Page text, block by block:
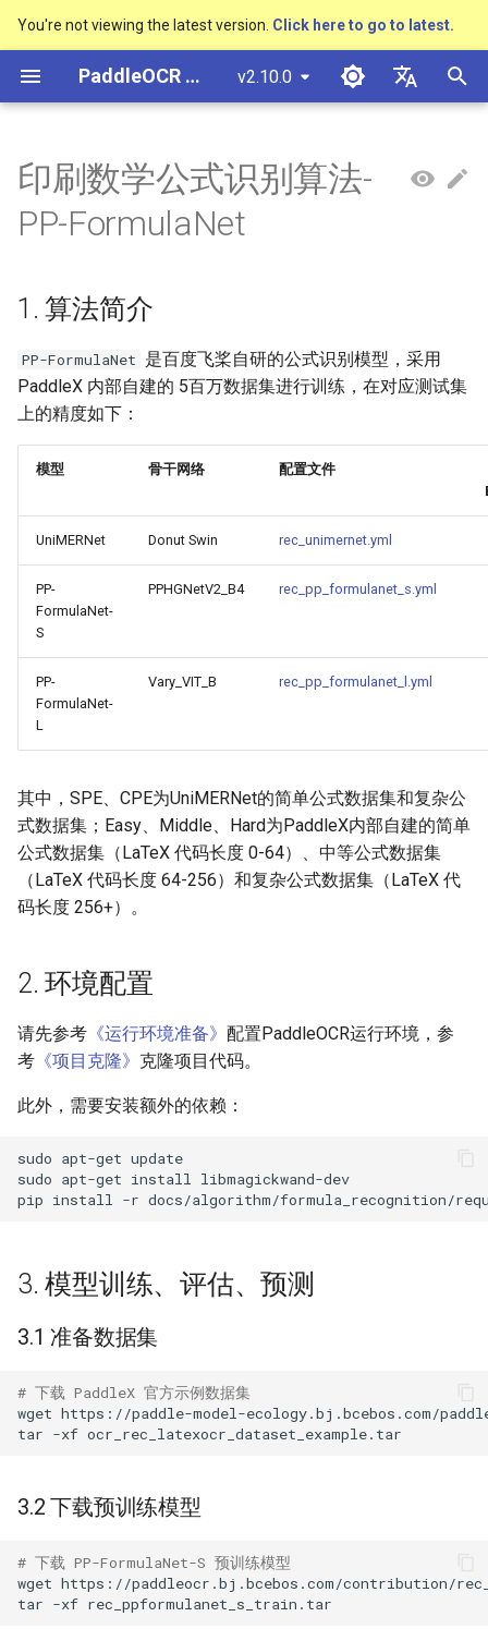
You're not viewing the latest version. Click here to go to latest.
PaddleOCR ドキュメント v2.10.0
English
Help translating
検
索
初
期
快速开始 支持硬件列表
基于C++预测引擎推理
Android部署
Jetson部署
网页前端部署
Paddle2ONNX模型转化与预
云上飞桨部署工具
Benchmark
快速开始
效果展示
运行环境
模型库
模型训练
文本检测
关键信息提取
训练tricks
模型压缩
模型裁剪
PP-OCRv4技术报告
动手学OCR
切片操作
PaddleOCR模型推理参数
配置文件内容与生成
快速开始
模型训练
版面分析
关键信息提取
推理部署
基于C++预测引擎推理
博客
怎样完成基于图像数据的
EAST
PSENet
FCENet
DRRG
CT
Rosetta
RARE
SRN
NRTR
SAR
SEED
SVTRv2
ViTSTR
ABINet
VisionLAN
SPIN
RobustScanner
ParseQ
CPPD
SATRN
Text Telescope
2. 环境配置
3.1 准备数据集
3.2 下载预训练模型
3.3 模型训练
启动训练
3.4 评估
4. FAQ
TableSLANet
LayoutLM
通用
SVTR
液晶屏读数识别
金融
增值税发票
合同比对
交通
其它数据标注工具
手写中文OCR数据集
版面分析数据集
表格识别数据集
关键信息提取数据集
附录
印刷数学公式识别算法-
PP-FormulaNet
1. 算法简介
PP-FormulaNet 是百度飞桨自研的公式识别模型，采用
PaddleX 内部自建的 5百万数据集进行训练，在对应测试集
上的精度如下：
模型 骨干网络
配置文件
UniMERNet Donut Swin rec_unimernet.yml
PP-
FormulaNet-
S
PPHGNetV2_B4 rec_pp_formulanet_s.yml
PP-
FormulaNet-
L
Vary_VIT_B rec_pp_formulanet_l.yml
其中，SPE、CPE为UniMERNet的简单公式数据集和复杂公
式数据集；Easy、Middle、Hard为PaddleX内部自建的简单
公式数据集（LaTeX 代码长度 0-64）、中等公式数据集
（LaTeX 代码长度 64-256）和复杂公式数据集（LaTeX 代
码长度 256+）。
2. 环境配置
请先参考 《运行环境准备》 配置PaddleOCR运行环境，参
考 《项目克隆》 克隆项目代码。
此外，需要安装额外的依赖：
sudo apt-get
sudo apt-get install
pip install -r
3. 模型训练、评估、预测
3.1 准备数据集
# 下载 PaddleX 官方示例数据集
wget
tar -xf
3.2 下载预训练模型
# 下载 PP-FormulaNet-S 预训练模型
wget https://paddleocr.bj.bcebos.com/contribution/
tar -xf